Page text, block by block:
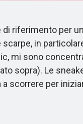
riferimento per
in
mi sono
sopra). Le
scorrere per